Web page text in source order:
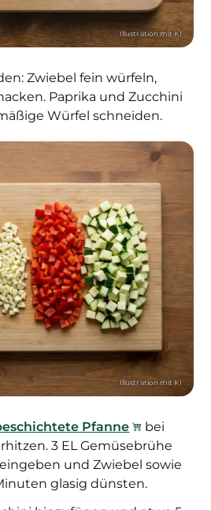
Zwiebel fein würfeln,
Paprika und Zucchini
Würfel schneiden.
Pfanne
bei
3 EL Gemüsebrühe
und Zwiebel sowie
glasig dünsten.